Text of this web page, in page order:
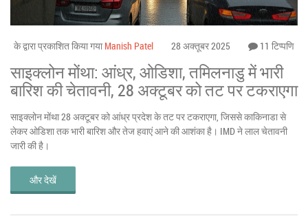
के द्वारा प्रकाशित किया गया Manish Patel 28 अक्तूबर 2025 11 टिप्पणि
साइक्लोन मोंथा: आंध्र, ओडिशा, तमिलनाडु में भारी
बारिश की चेतावनी, 28 अक्टूबर को तट पर टकराएगा
साइक्लोन मोंथा 28 अक्टूबर को आंध्र प्रदेश के तट पर टकराएगा, जिससे काकिनाडा से
लेकर ओडिशा तक भारी बारिश और तेज हवाएं आने की आशंका है। IMD ने लाल चेतावनी
जारी की है।
और देखें